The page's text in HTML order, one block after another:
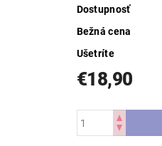
Dostupnosť
Bežná cena
Ušetríte
€18,90